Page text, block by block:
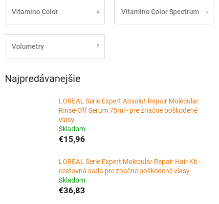
Vitamino Color Vitamino Color Spectrum
Volumetry
Najpredávanejšie
LOREAL Serie Expert Absolut Repair Molecular
Rinse-Off Serum 75ml - pre značne poškodené
vlasy
Skladom
€15,96
LOREAL Serie Expert Molecular Repair Hair Kit -
cestovná sada pre značne poškodené vlasy
Skladom
€36,83